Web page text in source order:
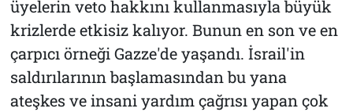
üyelerin veto hakkını kullanmasıyla büyük
krizlerde etkisiz kalıyor. Bunun en son ve en
çarpıcı örneği Gazze'de yaşandı. İsrail'in
saldırılarının başlamasından bu yana
ateşkes ve insani yardım çağrısı yapan çok